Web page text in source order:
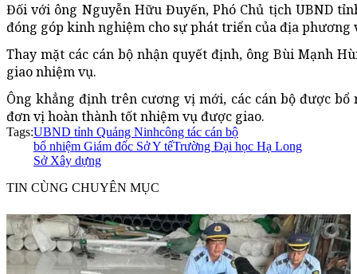
Đối với ông Nguyễn Hữu Đuyến, Phó Chủ tịch UBND
đóng góp kinh nghiệm cho sự phát triển của địa phương
Thay mặt các cán bộ nhận quyết định, ông Bùi Mạnh
giao nhiệm vụ.
Ông khẳng định trên cương vị mới, các cán bộ được
đơn vị hoàn thành tốt nhiệm vụ được giao.
Tags:UBND tỉnh Quảng Ninhcông tác cán bộ
bổ nhiệm Giám đốc Sở Y tếTrường Đại học Hạ Long
Sở Xây dựng
TIN CÙNG CHUYÊN MỤC